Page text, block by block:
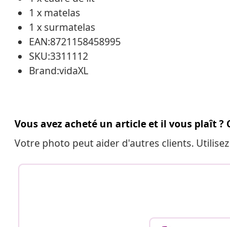
1 x matelas
1 x surmatelas
EAN:8721158458995
SKU:3311112
Brand:vidaXL
Vous avez acheté un article et il vous plaît ?
Votre photo peut aider d'autres clients.